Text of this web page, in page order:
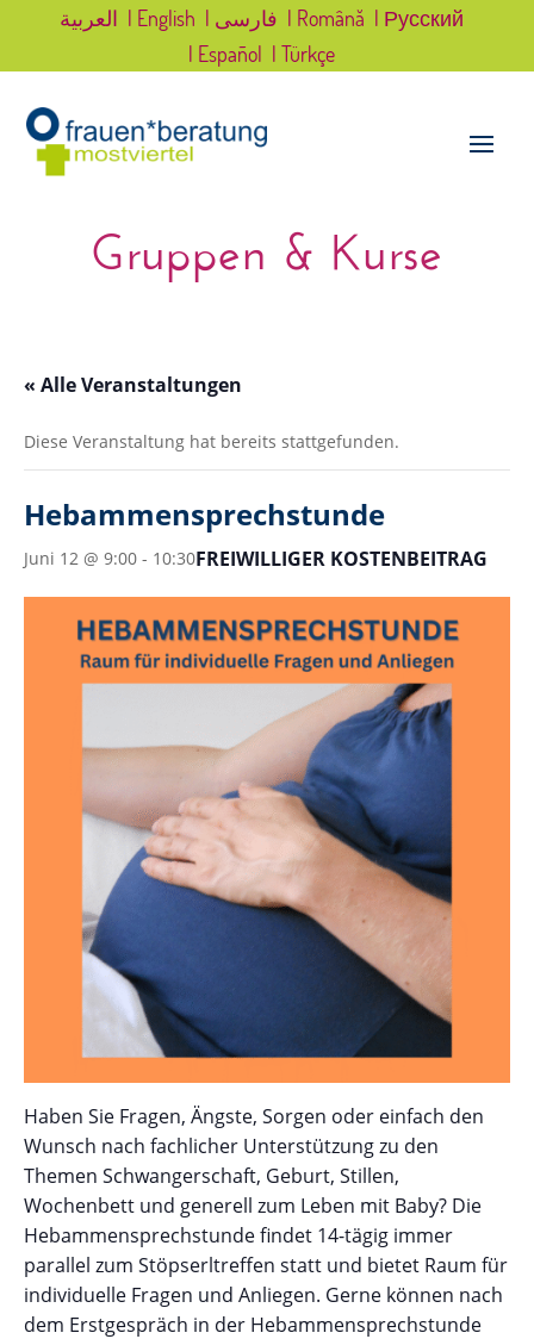
العربية | English | فارسی | Română | Русский
| Español | Türkçe
Gruppen & Kurse
« Alle Veranstaltungen
Diese Veranstaltung hat bereits stattgefunden.
Hebammensprechstunde
Juni 12 @ 9:00 - 10:30FREIWILLIGER KOSTENBEITRAG
Haben Sie Fragen, Ängste, Sorgen oder einfach den
Wunsch nach fachlicher Unterstützung zu den
Themen Schwangerschaft, Geburt, Stillen,
Wochenbett und generell zum Leben mit Baby? Die
Hebammensprechstunde findet 14-tägig immer
parallel zum Stöpserltreffen statt und bietet Raum für
individuelle Fragen und Anliegen. Gerne können nach
dem Erstgespräch in der Hebammensprechstunde